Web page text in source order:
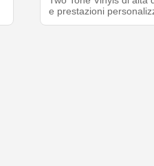
e prestazioni